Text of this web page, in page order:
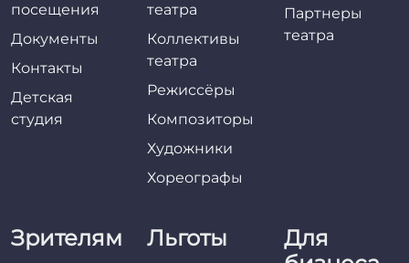
посещения
Документы
Контакты
Детская
студия
театра
Коллективы
театра
Режиссёры
Композиторы
Художники
Хореографы
Партнеры
театра
Зрителям Льготы
Для